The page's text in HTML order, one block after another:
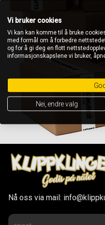
Nå oss via mail:
Vi bruker cookies
Vi kan kan komme til å bruke
med formål om å forbedre
og for å gi deg en flott
informasjonskapslene vi bruker,
Nei, endre valg